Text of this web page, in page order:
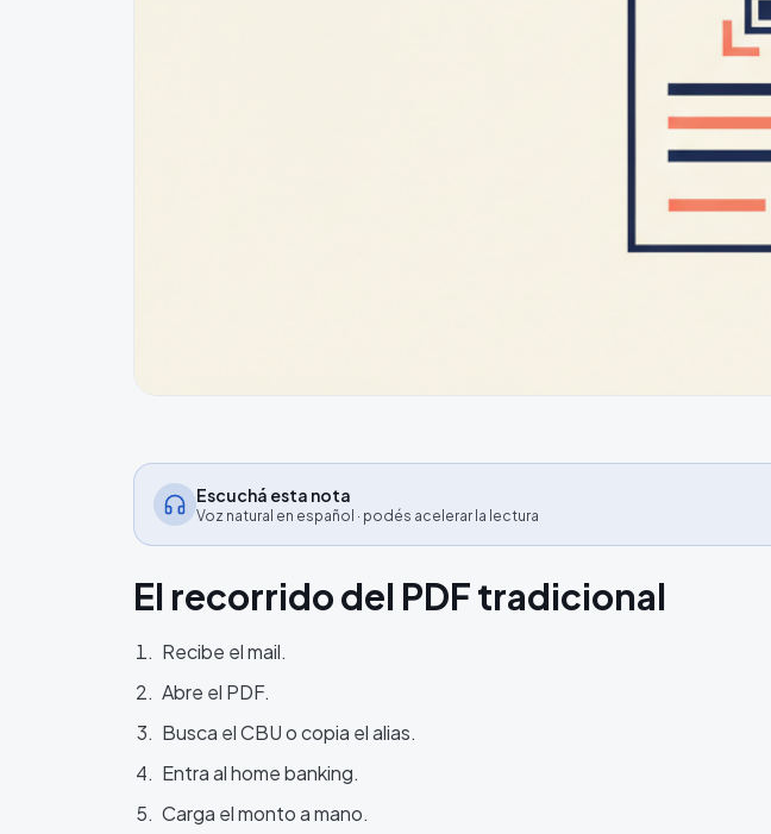
Escuchá esta nota
Voz natural en español · podés acelerar la lectura
El recorrido del PDF tradicional
Recibe el mail.
Abre el PDF.
Busca el CBU o copia el alias.
Entra al home banking.
Carga el monto a mano.